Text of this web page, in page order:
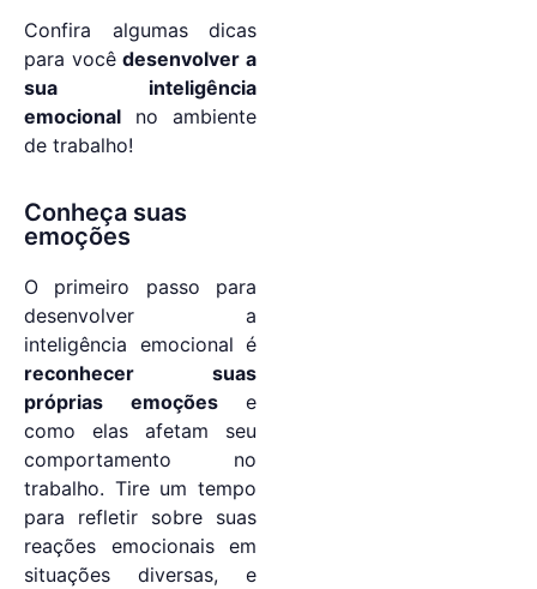
Confira algumas dicas
para vocêdesenvolver a
sua inteligência
emocional no ambiente
de trabalho!
Conheça suas
emoções
O primeiro passo para
desenvolver a
inteligência emocional é
reconhecer suas
próprias emoçõese
como elas afetam seu
comportamento no
trabalho. Tire um tempo
para refletir sobre suas
reações emocionais em
situações diversas, e